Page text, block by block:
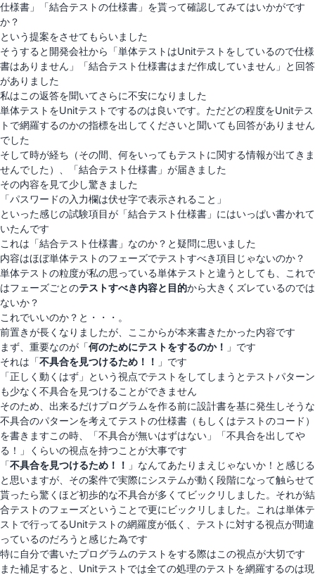
仕様書」「結合テストの仕様書」を貰って確認してみてはいかがです
か？
という提案をさせてもらいました
そうすると開発会社から「単体テストはUnitテストをしているので仕様
書はありません」「結合テスト仕様書はまだ作成していません」と回答
がありました
私はこの返答を聞いてさらに不安になりました
単体テストをUnitテストでするのは良いです。ただどの程度をUnitテス
トで網羅するのかの指標を出してくださいと聞いても回答がありません
でした
そして時が経ち（その間、何をいってもテストに関する情報が出てきま
せんでした）、「結合テスト仕様書」が届きました
その内容を見て少し驚きました
「パスワードの入力欄は伏せ字で表示されること」
といった感じの試験項目が「結合テスト仕様書」にはいっぱい書かれて
いたんです
これは「結合テスト仕様書」なのか？と疑問に思いました
内容はほぼ単体テストのフェーズでテストすべき項目じゃないのか？
単体テストの粒度が私の思っている単体テストと違うとしても、これで
はフェーズごとのテストすべき内容と目的から大きくズレているのでは
ないか？
これでいいのか？と・・・。
前置きが長くなりましたが、ここからが本来書きたかった内容です
まず、重要なのが「何のためにテストをするのか！ 」です
それは「不具合を見つけるため！！ 」です
「正しく動くはず」という視点でテストをしてしまうとテストパターン
も少なく不具合を見つけることができません
そのため、出来るだけプログラムを作る前に設計書を基に発生しそうな
不具合のパターンを考えてテストの仕様書（もしくはテストのコード）
を書きますこの時、「不具合が無いはずはない」「不具合を出してや
る！」くらいの視点を持つことが大事です
「不具合を見つけるため！！ 」なんてあたりまえじゃないか！と感じる
と思いますが、その案件で実際にシステムが動く段階になって触らせて
貰ったら驚くほど初歩的な不具合が多くてビックリしました。それが結
合テストのフェーズということで更にビックリしました。これは単体テ
ストで行ってるUnitテストの網羅度が低く、テストに対する視点が間違
っているのだろうと感じた為です
特に自分で書いたプログラムのテストをする際はこの視点が大切です
また補足すると、Unitテストでは全ての処理のテストを網羅するのは現